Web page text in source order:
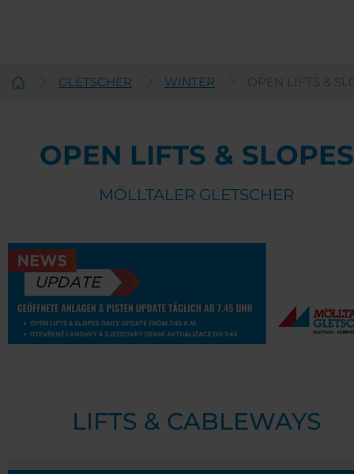
GLETSCHER WINTER OPEN LIFTS &
OPEN LIFTS & SLOPES
MÖLLTALER GLETSCHER
LIFTS & CABLEWAYS